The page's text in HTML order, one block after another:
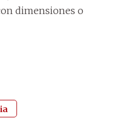
dimensiones o